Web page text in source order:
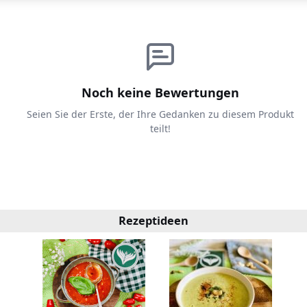
Noch keine Bewertungen
Seien Sie der Erste, der Ihre Gedanken zu diesem Produkt
teilt!
Rezeptideen